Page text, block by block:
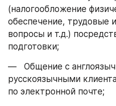
(налогообложение
обеспечение, трудовые
вопросы и т.д.)
подготовки;
—   Общение с
русскоязычными
по электронной почте;